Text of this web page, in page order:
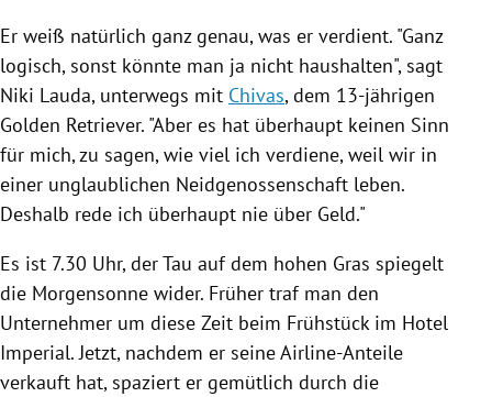
Untermenü
Er weiß natürlich ganz genau, was er verdient. "Ganz
logisch, sonst könnte man ja nicht haushalten", sagt
Niki Lauda, unterwegs mit Chivas, dem 13-jährigen
Golden Retriever. "Aber es hat überhaupt keinen Sinn
für mich, zu sagen, wie viel ich verdiene, weil wir in
einer unglaublichen Neidgenossenschaft leben.
Deshalb rede ich überhaupt nie über Geld."
Es ist 7.30 Uhr, der Tau auf dem hohen Gras spiegelt
die Morgensonne wider. Früher traf man den
Unternehmer um diese Zeit beim Frühstück im Hotel
Imperial. Jetzt, nachdem er seine Airline-Anteile
verkauft hat, spaziert er gemütlich durch die